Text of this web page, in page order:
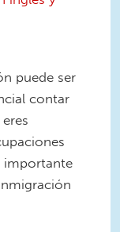
puede ser
contar
importante